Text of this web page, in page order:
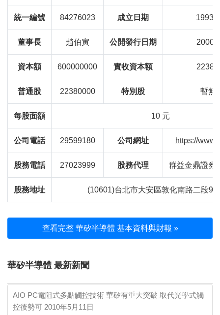
統一編號 84276023 成立日期 1993-
董事長 趙伯寅 公開發行日期 2000/
資本額 600000000 實收資本額
普通股 22380000 特別股 暫無
每股面額 10 元
公司電話 29599180 公司網址 https://
股務電話 27023999 股務代理 群益金鼎證券
股務地址 (10601)台北市大安區敦化南路二段97
查看完整 華矽半導體 基本資料與財報 »
華矽半導體 最新新聞
AIO PC電阻式多點觸控技術 華矽有重大突破 取代光學式觸
控後勢可 2010年5月11日